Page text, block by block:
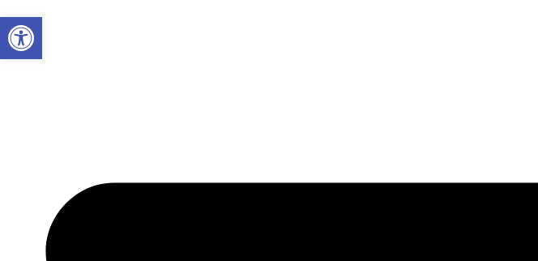
Abrir a barra de ferramentas